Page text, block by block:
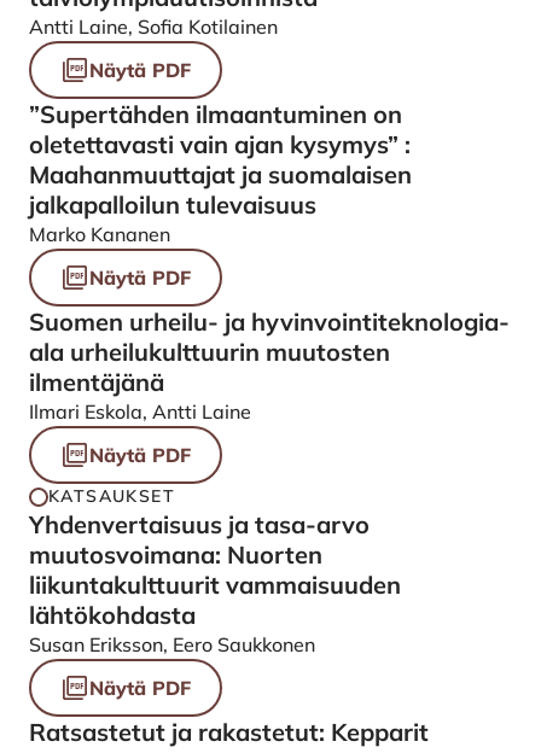
Antti Laine, Sofia Kotilainen
Näytä PDF
”Supertähden ilmaantuminen on
oletettavasti vain ajan kysymys” :
Maahanmuuttajat ja suomalaisen
jalkapalloilun tulevaisuus
Marko Kananen
Näytä PDF
Suomen urheilu- ja hyvinvointiteknologia-
ala urheilukulttuurin muutosten
ilmentäjänä
Ilmari Eskola, Antti Laine
Näytä PDF
KATSAUKSET
Yhdenvertaisuus ja tasa-arvo
muutosvoimana: Nuorten
liikuntakulttuurit vammaisuuden
lähtökohdasta
Susan Eriksson, Eero Saukkonen
Näytä PDF
Ratsastetut ja rakastetut: Kepparit